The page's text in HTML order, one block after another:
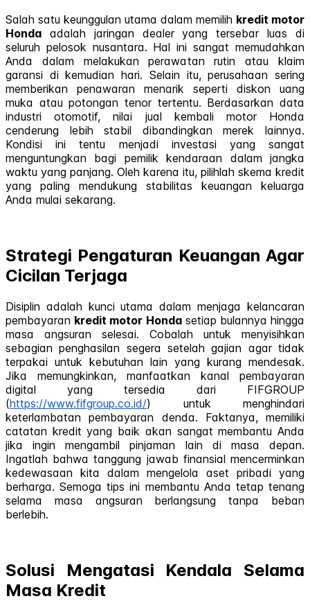
Salah satu keunggulan utama dalam memilih kredit motor
Honda adalah jaringan dealer yang tersebar luas di
seluruh pelosok nusantara. Hal ini sangat memudahkan
Anda dalam melakukan perawatan rutin atau klaim
garansi di kemudian hari. Selain itu, perusahaan sering
memberikan penawaran menarik seperti diskon uang
muka atau potongan tenor tertentu. Berdasarkan data
industri otomotif, nilai jual kembali motor Honda
cenderung lebih stabil dibandingkan merek lainnya.
Kondisi ini tentu menjadi investasi yang sangat
menguntungkan bagi pemilik kendaraan dalam jangka
waktu yang panjang. Oleh karena itu, pilihlah skema kredit
yang paling mendukung stabilitas keuangan keluarga
Anda mulai sekarang.
Strategi Pengaturan Keuangan Agar
Cicilan Terjaga
Disiplin adalah kunci utama dalam menjaga kelancaran
pembayaran kredit motor Hondasetiap bulannya hingga
masa angsuran selesai. Cobalah untuk menyisihkan
sebagian penghasilan segera setelah gajian agar tidak
terpakai untuk kebutuhan lain yang kurang mendesak.
Jika memungkinkan, manfaatkan kanal pembayaran
digital yang tersedia dari FIFGROUP
(https://www.fifgroup.co.id/) untuk menghindari
keterlambatan pembayaran denda. Faktanya, memiliki
catatan kredit yang baik akan sangat membantu Anda
jika ingin mengambil pinjaman lain di masa depan.
Ingatlah bahwa tanggung jawab finansial mencerminkan
kedewasaan kita dalam mengelola aset pribadi yang
berharga. Semoga tips ini membantu Anda tetap tenang
selama masa angsuran berlangsung tanpa beban
berlebih.
Solusi Mengatasi Kendala Selama
Masa Kredit